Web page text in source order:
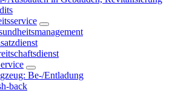
Be-/Entladung
back